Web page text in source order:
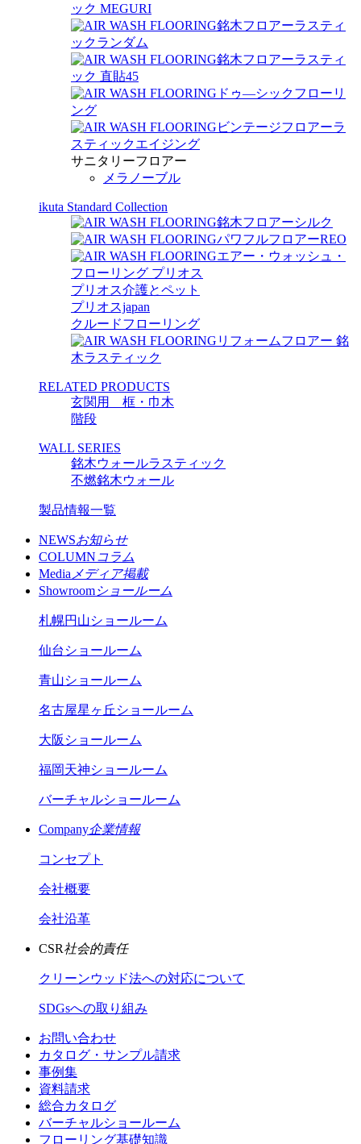
ック MEGURI
銘木フロアーラスティ
ックランダム
銘木フロアーラスティ
ック 直貼45
ドゥ―シックフローリ
ング
ビンテージフロアーラ
スティックエイジング
サニタリーフロアー
メラノーブル
ikuta Standard Collection
銘木フロアーシルク
パワフルフロアーREO
エアー・ウォッシュ・
フローリング プリオス
プリオス介護とペット
プリオスjapan
クルードフローリング
リフォームフロアー 銘
木ラスティック
RELATED PRODUCTS
玄関用 框・巾木
階段
WALL SERIES
銘木ウォールラスティック
不燃銘木ウォール
製品情報一覧
NEWSお知らせ
COLUMNコラム
Media メディア掲載
Showroomショールーム
札幌円山ショールーム
仙台ショールーム
青山ショールーム
名古屋星ヶ丘ショールーム
大阪ショールーム
福岡天神ショールーム
バーチャルショールーム
Company企業情報
コンセプト
会社概要
会社沿革
CSR社会的責任
クリーンウッド法への対応について
SDGsへの取り組み
お問い合わせ
カタログ・サンプル請求
事例集
資料請求
総合カタログ
バーチャルショールーム
フローリング基礎知識